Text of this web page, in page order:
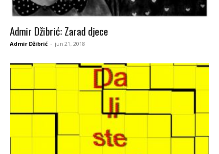
Admir Džibrić: Zarad djece
Admir Džibrić - jun 21, 2018